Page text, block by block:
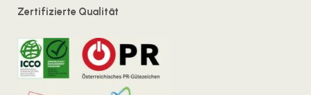
Zertifizierte Qualität